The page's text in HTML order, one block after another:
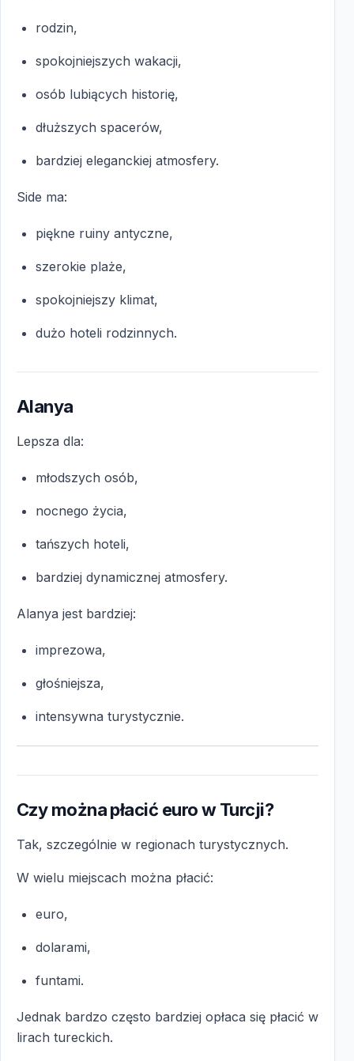
rodzin,
spokojniejszych wakacji,
osób lubiących historię,
dłuższych spacerów,
bardziej eleganckiej atmosfery.
Side ma:
piękne ruiny antyczne,
szerokie plaże,
spokojniejszy klimat,
dużo hoteli rodzinnych.
Alanya
Lepsza dla:
młodszych osób,
nocnego życia,
tańszych hoteli,
bardziej dynamicznej atmosfery.
Alanya jest bardziej:
imprezowa,
głośniejsza,
intensywna turystycznie.
Czy można płacić euro w Turcji?
Tak, szczególnie w regionach turystycznych.
W wielu miejscach można płacić:
euro,
dolarami,
funtami.
Jednak bardzo często bardziej opłaca się płacić w
lirach tureckich.